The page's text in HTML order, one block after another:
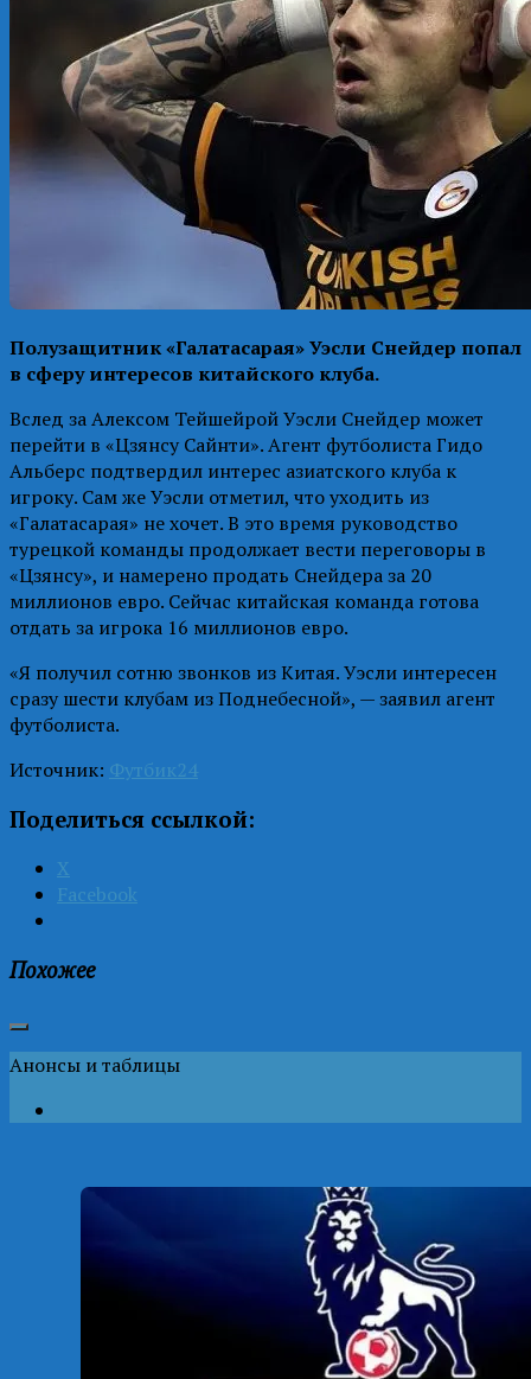
Полузащитник «Галатасарая» Уэсли Снейдер попал
в сферу интересов китайского клуба.
Вслед за Алексом Тейшейрой Уэсли Снейдер может
перейти в «Цзянсу Сайнти». Агент футболиста Гидо
Альберс подтвердил интерес азиатского клуба к
игроку. Сам же Уэсли отметил, что уходить из
«Галатасарая» не хочет. В это время руководство
турецкой команды продолжает вести переговоры в
«Цзянсу», и намерено продать Снейдера за 20
миллионов евро. Сейчас китайская команда готова
отдать за игрока 16 миллионов евро.
«Я получил сотню звонков из Китая. Уэсли интересен
сразу шести клубам из Поднебесной», — заявил агент
футболиста.
Источник: Футбик24
Поделиться ссылкой:
X
Facebook
Похожее
Анонсы и таблицы